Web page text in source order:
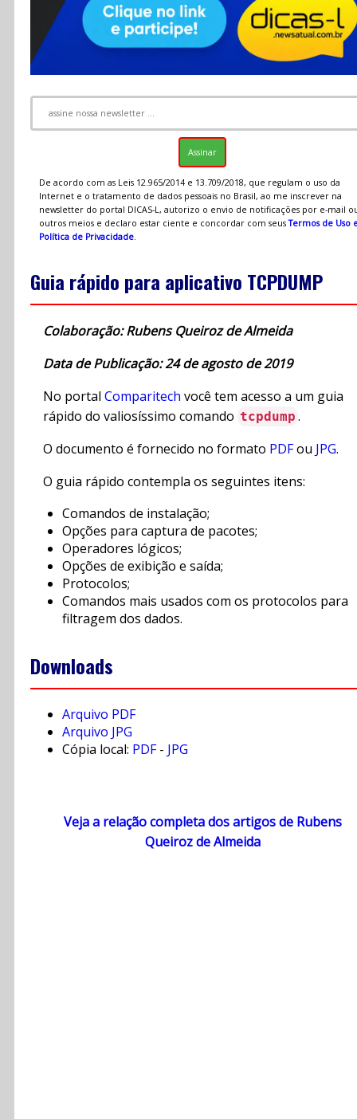
De acordo com as Leis 12.965/2014 e 13.709/2018, que regulam o uso da
Internet e o tratamento de dados pessoais no Brasil, ao me inscrever na
newsletter do portal DICAS-L, autorizo o envio de notificações por e-mail
outros meios e declaro estar ciente e concordar com seusTermos de Uso
Política de Privacidade.
Guia rápido para aplicativo TCPDUMP
Colaboração: Rubens Queiroz de Almeida
Data de Publicação: 24 de agosto de 2019
No portal Comparitech você tem acesso a um guia
rápido do valiosíssimo comando tcpdump .
O documento é fornecido no formato PDFou JPG.
O guia rápido contempla os seguintes itens:
Comandos de instalação;
Opções para captura de pacotes;
Operadores lógicos;
Opções de exibição e saída;
Protocolos;
Comandos mais usados com os protocolos para
filtragem dos dados.
Downloads
Arquivo PDF
Arquivo JPG
Cópia local: PDF- JPG
Veja a relação completa dos artigos de Rubens
Queiroz de Almeida